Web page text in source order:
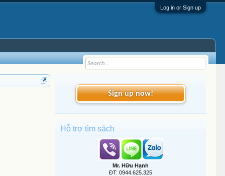
Log in or Sign up
Sign up now!
Hỗ trợ tìm sách
Mr. Hữu Hạnh
ĐT: 0944.625.325